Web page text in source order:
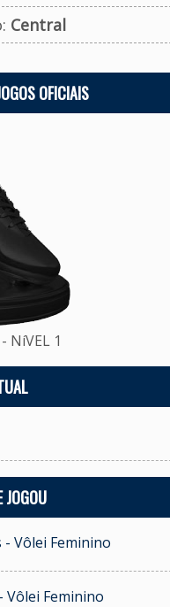
Central
OFICIAIS
NíVEL 1
JOGOU
- Vôlei Feminino
Vôlei Feminino